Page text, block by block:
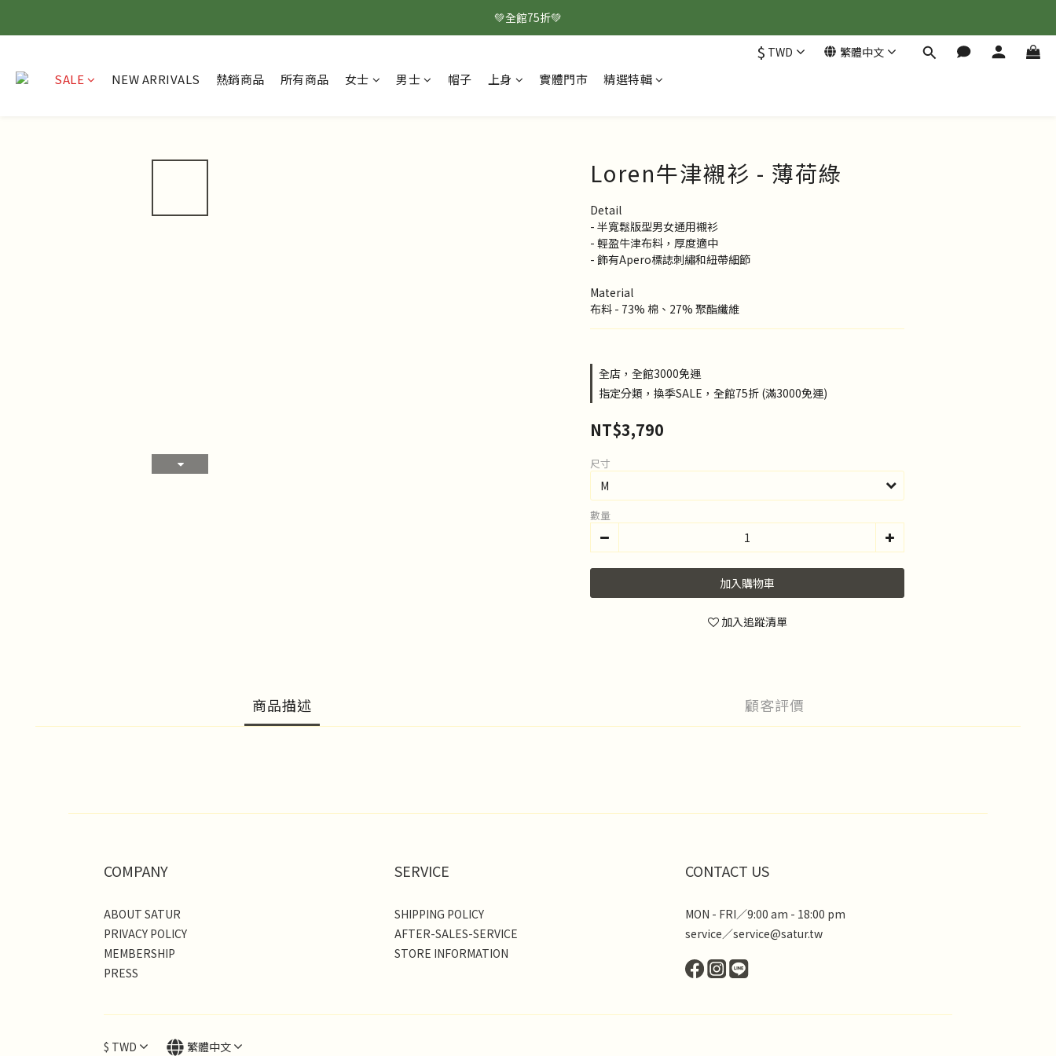
💚全館75折💚
$ TWD 繁體中文
SALE NEW ARRIVALS 熱銷商品 所有商品 女士 男士 帽子 上身 實體門市 精選特輯
Loren牛津襯衫 - 薄荷綠
Detail
- 半寬鬆版型男女通用襯衫
- 輕盈牛津布料，厚度適中
- 飾有Apero標誌刺繡和紐帶細節
Material
布料 - 73% 棉、27% 聚酯纖維
全店，全館3000免運
指定分類，換季SALE，全館75折 (滿3000免運)
NT$3,790
尺寸
數量
加入購物車
加入追蹤清單
商品描述 顧客評價
COMPANY
ABOUT SATUR
PRIVACY POLICY
MEMBERSHIP
PRESS
SERVICE
SHIPPING POLICY
AFTER-SALES-SERVICE
STORE INFORMATION
CONTACT US
MON - FRI／9:00 am - 18:00 pm
service／service@satur.tw
$ TWD 繁體中文